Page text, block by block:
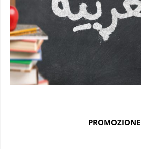
PROMOZIONE